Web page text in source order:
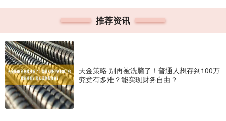
推荐资讯
天金策略 别再被洗脑了！普通人想存到100万
究竟有多难？能实现财务自由？